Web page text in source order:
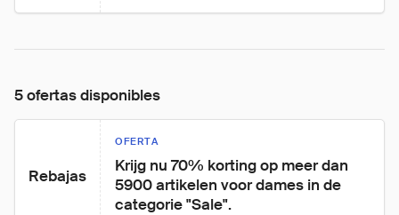
5 ofertas disponibles
Rebajas
OFERTA
Krijg nu 70% korting op meer dan
5900 artikelen voor dames in de
categorie "Sale".